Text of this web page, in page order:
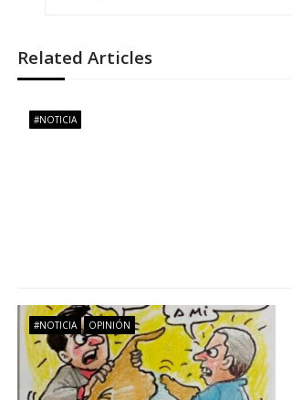
e
g
n
d
Related Articles
#NOTICIA
#NOTICIA OPINIÓN